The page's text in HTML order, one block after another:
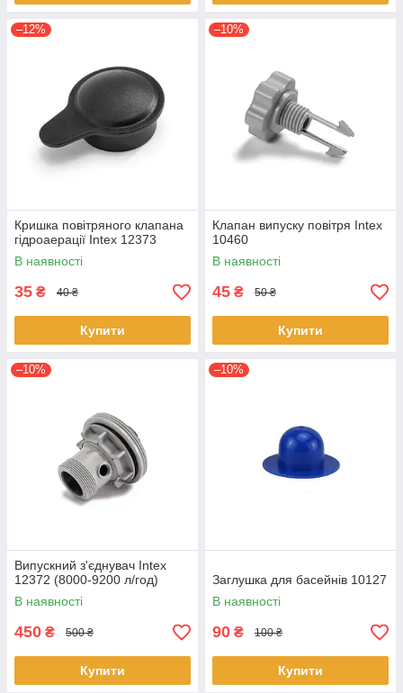
–12%
Кришка повітряного клапана
гідроаерації Intex 12373
В наявності
35 ₴ 40 ₴
Купити
–10%
Клапан випуску повітря Intex
10460
В наявності
45 ₴ 50 ₴
Купити
–10%
Випускний з'єднувач Intex
12372 (8000-9200 л/год)
В наявності
450 ₴ 500 ₴
Купити
–10%
Заглушка для басейнів 10127
В наявності
90 ₴ 100 ₴
Купити